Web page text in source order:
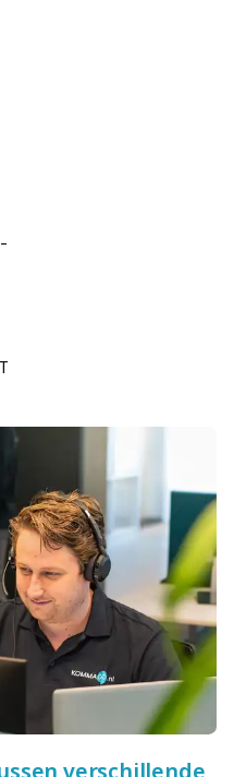
verschillende